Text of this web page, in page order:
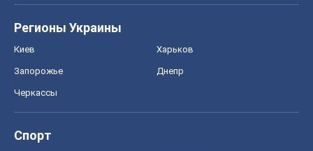
Регионы Украины
Киев Харьков
Запорожье Днепр
Черкассы
Спорт